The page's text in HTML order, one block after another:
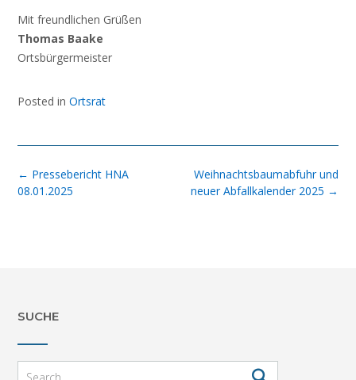
Mit freundlichen Grüßen
Thomas Baake
Ortsbürgermeister
Posted in Ortsrat
Post
navigation
Weihnachtsbaumabfuhr und
neuer Abfallkalender 2025 →
← Pressebericht HNA
08.01.2025
SUCHE